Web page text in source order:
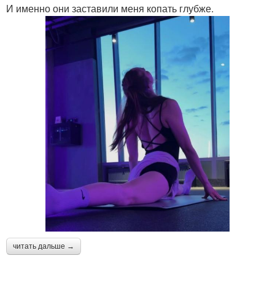
И именно они заставили меня копать глубже.
читать дальше →